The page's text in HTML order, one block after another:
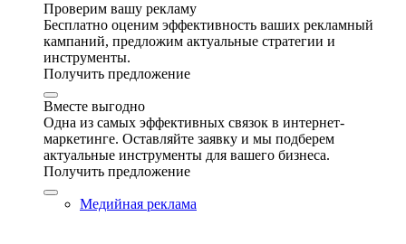
Проверим вашу рекламу
Бесплатно оценим эффективность ваших рекламный
кампаний, предложим актуальные стратегии и
инструменты.
Получить предложение
Вместе выгодно
Одна из самых эффективных связок в интернет-
маркетинге. Оставляйте заявку и мы подберем
актуальные инструменты для вашего бизнеса.
Получить предложение
Медийная реклама